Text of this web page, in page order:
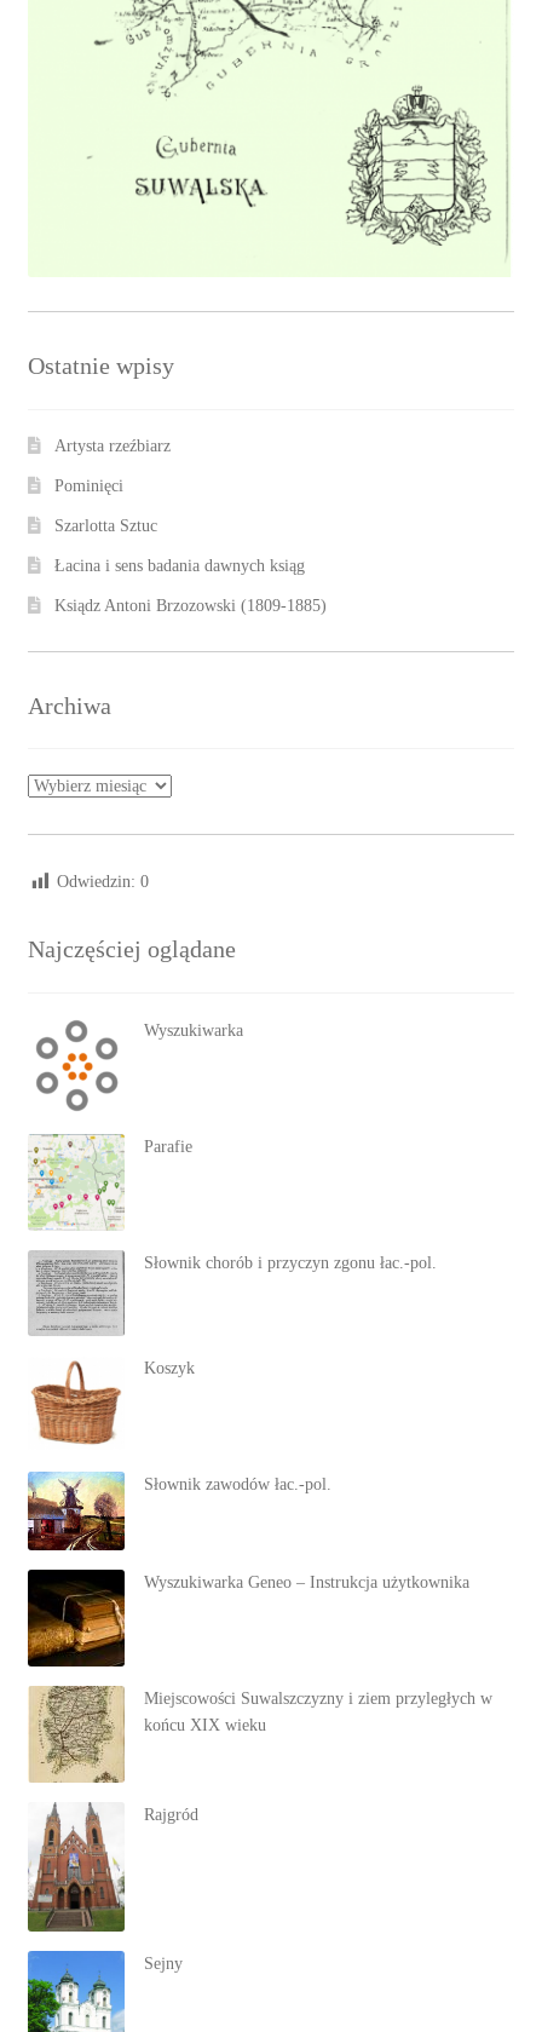
Ostatnie wpisy
Artysta rzeźbiarz
Pominięci
Szarlotta Sztuc
Łacina i sens badania dawnych ksiąg
Ksiądz Antoni Brzozowski (1809-1885)
Archiwa
Archiwa
Odwiedzin: 0
Najczęściej oglądane
Wyszukiwarka
Parafie
Słownik chorób i przyczyn zgonu łac.-pol.
Koszyk
Słownik zawodów łac.-pol.
Wyszukiwarka Geneo – Instrukcja użytkownika
Miejscowości Suwalszczyzny i ziem przyległych w
końcu XIX wieku
Rajgród
Sejny